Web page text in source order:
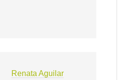
Renata Aguilar